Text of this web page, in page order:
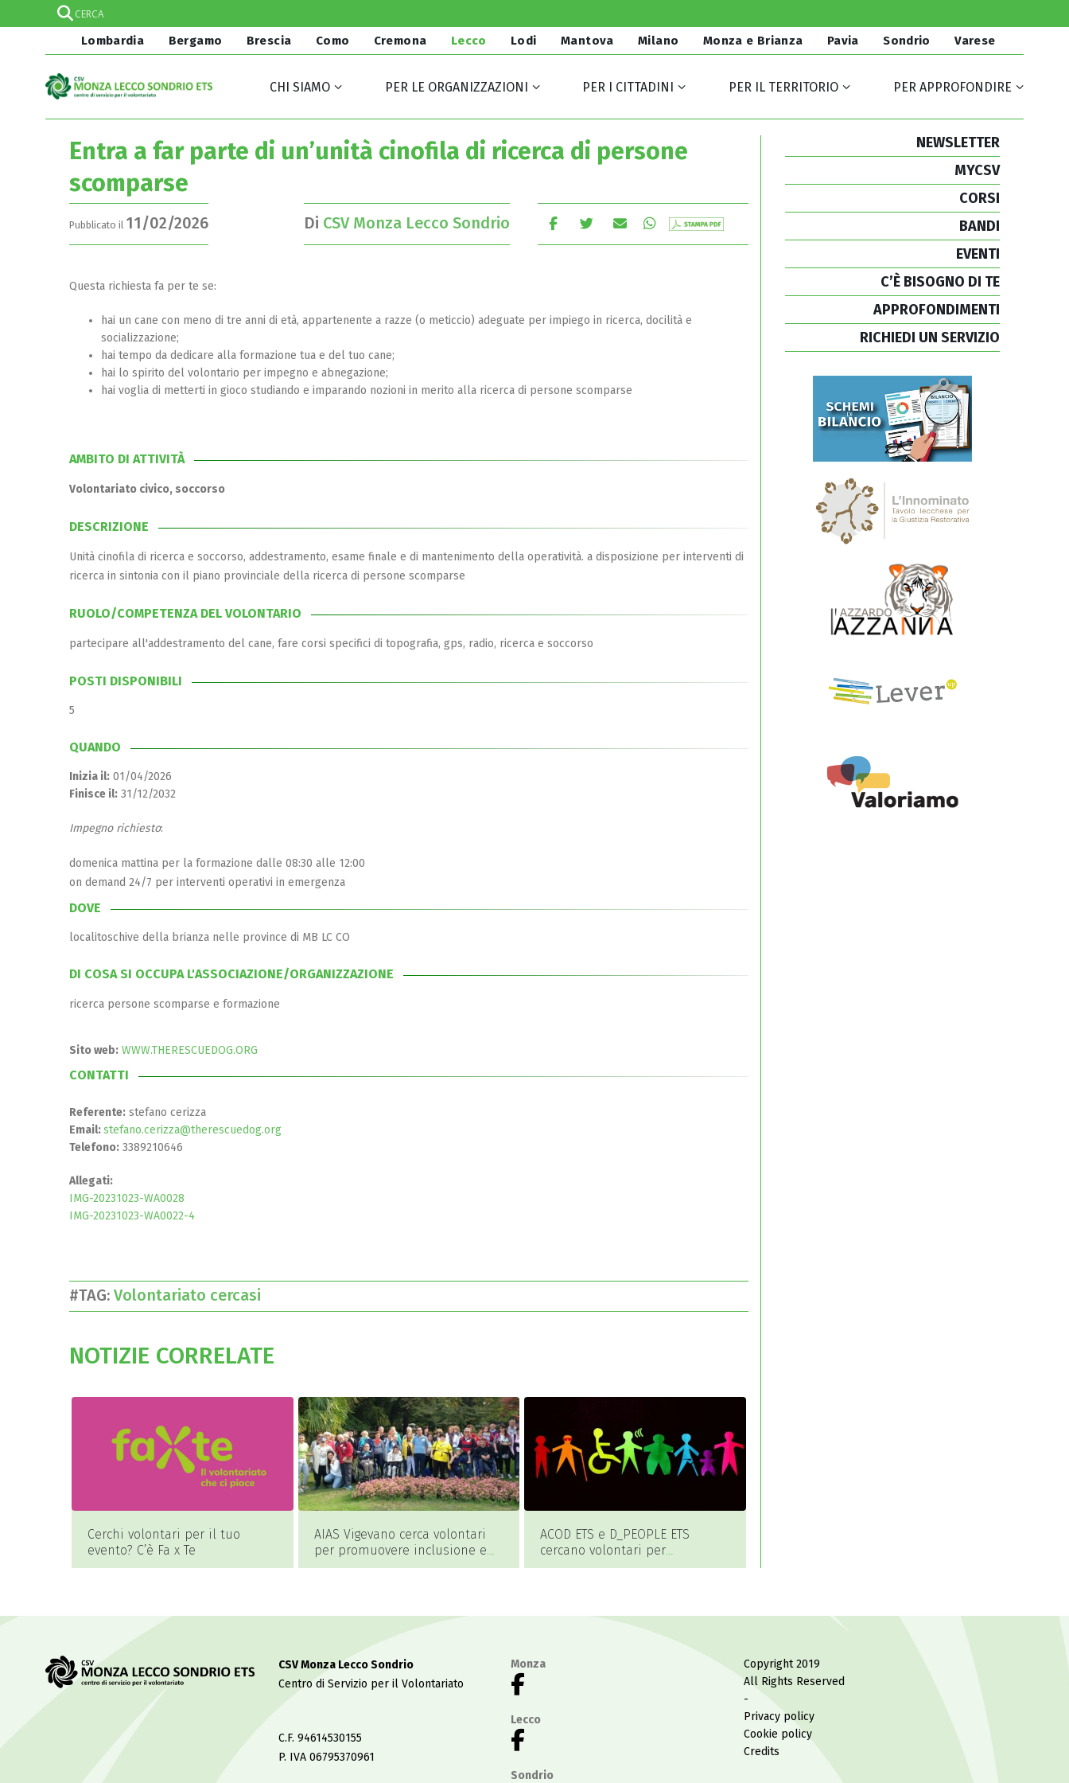
Lombardia Bergamo Brescia Como Cremona Lecco Lodi Mantova Milano Monza e Brianza Pavia Sondrio Varese
CHI SIAMO PER LE ORGANIZZAZIONI PER I CITTADINI PER IL TERRITORIO PER APPROFONDIRE
Entra a far parte di un’unità cinofila di ricerca di persone
scomparse
Pubblicato il 11/02/2026 Di CSV Monza Lecco Sondrio
Questa richiesta fa per te se:
hai un cane con meno di tre anni di età, appartenente a razze (o meticcio) adeguate per impiego in ricerca, docilità e
socializzazione;
hai tempo da dedicare alla formazione tua e del tuo cane;
hai lo spirito del volontario per impegno e abnegazione;
hai voglia di metterti in gioco studiando e imparando nozioni in merito alla ricerca di persone scomparse
AMBITO DI ATTIVITÀ
Volontariato civico, soccorso
DESCRIZIONE
Unità cinofila di ricerca e soccorso, addestramento, esame finale e di mantenimento della operatività. a disposizione per interventi di
ricerca in sintonia con il piano provinciale della ricerca di persone scomparse
RUOLO/COMPETENZA DEL VOLONTARIO
partecipare all'addestramento del cane, fare corsi specifici di topografia, gps, radio, ricerca e soccorso
POSTI DISPONIBILI
5
QUANDO
Inizia il: 01/04/2026
Finisce il: 31/12/2032
Impegno richiesto:
domenica mattina per la formazione dalle 08:30 alle 12:00
on demand 24/7 per interventi operativi in emergenza
DOVE
localitoschive della brianza nelle province di MB LC CO
DI COSA SI OCCUPA L'ASSOCIAZIONE/ORGANIZZAZIONE
ricerca persone scomparse e formazione
Sito web: WWW.THERESCUEDOG.ORG
CONTATTI
Referente: stefano cerizza
Email:stefano.cerizza@therescuedog.org
Telefono: 3389210646
Allegati:
IMG-20231023-WA0028
IMG-20231023-WA0022-4
#TAG: Volontariato cercasi
NOTIZIE CORRELATE
Cerchi volontari per il tuo
evento? C’è Fa x Te
AIAS Vigevano cerca volontari
per promuovere inclusione e
partecipazione delle persone
ACOD ETS e D_PEOPLE ETS
cercano volontari per
promuovere i diritti e
NEWSLETTER
MYCSV
CORSI
BANDI
EVENTI
C’È BISOGNO DI TE
APPROFONDIMENTI
RICHIEDI UN SERVIZIO
CSV Monza Lecco Sondrio
Centro di Servizio per il Volontariato
C.F. 94614530155
P. IVA 06795370961
Monza
Lecco
Sondrio
Copyright 2019
All Rights Reserved
-
Privacy policy
Cookie policy
Credits